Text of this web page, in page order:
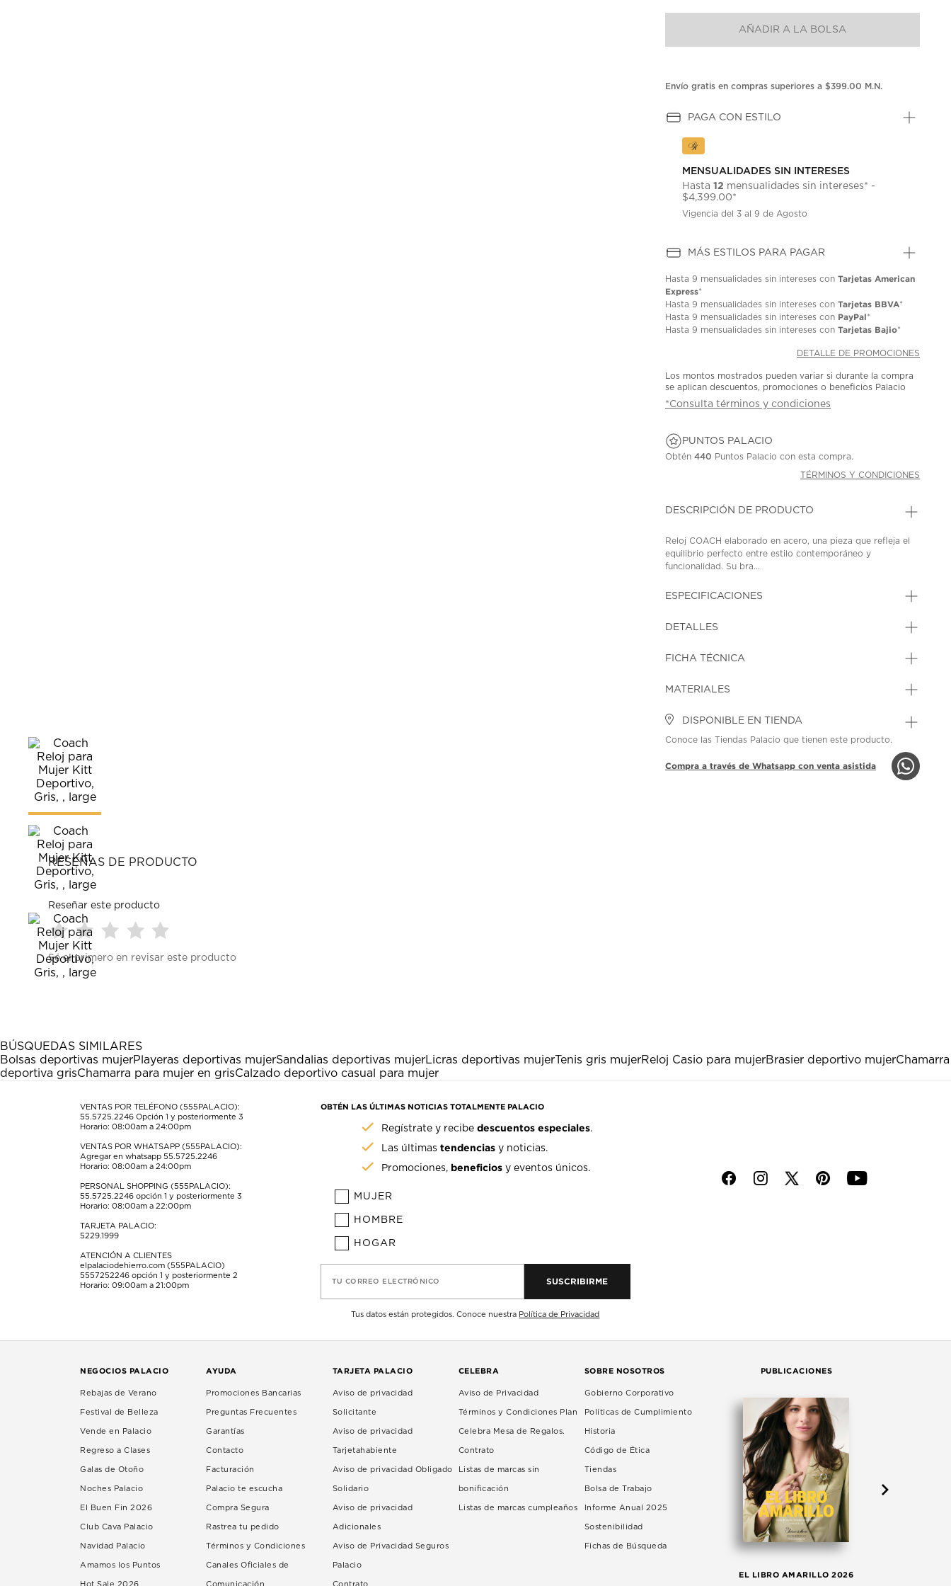
puntuación.
en
la
AÑADIR A LA BOLSA
Envío gratis en compras superiores a $399.00 M.N.
PAGA CON ESTILO
MENSUALIDADES SIN INTERESES
Hasta12 mensualidades sin intereses* -
$4,399.00*
Vigencia del 3 al 9 de Agosto
MÁS ESTILOS PARA PAGAR
Hasta9 mensualidades sin intereses conTarjetas American
Express*
Hasta9 mensualidades sin intereses conTarjetas BBVA*
Hasta9 mensualidades sin intereses con PayPal*
Hasta9 mensualidades sin intereses conTarjetas Bajio*
DETALLE DE PROMOCIONES
Los montos mostrados pueden variar si durante la compra
se aplican descuentos, promociones o beneficios Palacio
*Consulta términos y condiciones
PUNTOS PALACIO
Obtén440 Puntos Palacio con esta compra.
TÉRMINOS Y CONDICIONES
DESCRIPCIÓN DE PRODUCTO
Reloj COACH elaborado en acero, una pieza que refleja el
equilibrio perfecto entre estilo contemporáneo y
funcionalidad. Su bra...
ESPECIFICACIONES
DETALLES
FICHA TÉCNICA
MATERIALES
DISPONIBLE EN TIENDA
Conoce las Tiendas Palacio que tienen este producto.
Compra a través de Whatsapp con venta asistida
RESEÑAS DE PRODUCTO
Reseñar este producto
Seleccionar
para
calificar
estrella
Esta
acción
abrirá
formulario
Seleccionar
para
calificar
estrellas.
Esta
acción
abrirá
formulario
de
para
estrellas.
Esta
acción
abrirá
formulario
de
para
estrellas.
Esta
acción
abrirá
formulario
de
para
acción
abrirá
formulario
de
envío.
Sé el primero en revisar este producto
BÚSQUEDAS SIMILARES
Bolsas deportivas mujerPlayeras deportivas mujerSandalias deportivas mujerLicras deportivas mujerTenis gris mujerReloj Casio para mujerBrasier deportivo mujerChamarra
deportiva grisChamarra para mujer en grisCalzado deportivo casual para mujer
VENTAS POR TELÉFONO (555PALACIO):
55.5725.2246 Opción 1 y posteriormente 3
Horario: 08:00am a 24:00pm
VENTAS POR WHATSAPP (555PALACIO):
Agregar en whatsapp 55.5725.2246
Horario: 08:00am a 24:00pm
PERSONAL SHOPPING (555PALACIO):
55.5725.2246 opción 1 y posteriormente 3
Horario: 08:00am a 22:00pm
TARJETA PALACIO:
5229.1999
ATENCIÓN A CLIENTES
elpalaciodehierro.com (555PALACIO)
5557252246 opción 1 y posteriormente 2
Horario: 09:00am a 21:00pm
OBTÉN LAS ÚLTIMAS NOTICIAS TOTALMENTE PALACIO
Regístrate y recibedescuentos especiales.
Las últimastendencias y noticias.
Promociones, beneficios y eventos únicos.
MUJER
HOMBRE
HOGAR
TU CORREO ELECTRÓNICO SUSCRIBIRME
Tus datos están protegidos. Conoce nuestra Política de Privacidad
f i p y
NEGOCIOS PALACIO
Rebajas de Verano
Festival de Belleza
Vende en Palacio
Regreso a Clases
Galas de Otoño
Noches Palacio
El Buen Fin 2026
Club Cava Palacio
Navidad Palacio
Amamos los Puntos
Hot Sale 2026
AYUDA
Promociones Bancarias
Preguntas Frecuentes
Garantías
Contacto
Facturación
Palacio te escucha
Compra Segura
Rastrea tu pedido
Términos y Condiciones
Canales Oficiales de
Comunicación
TARJETA PALACIO
Aviso de privacidad
Solicitante
Aviso de privacidad
Tarjetahabiente
Aviso de privacidad Obligado
Solidario
Aviso de privacidad
Adicionales
Aviso de Privacidad Seguros
Palacio
Contrato
CELEBRA
Aviso de Privacidad
Términos y Condiciones Plan
Celebra Mesa de Regalos.
Contrato
Listas de marcas sin
bonificación
Listas de marcas cumpleaños
SOBRE NOSOTROS
Gobierno Corporativo
Políticas de Cumplimiento
Historia
Código de Ética
Tiendas
Bolsa de Trabajo
Informe Anual 2025
Sostenibilidad
Fichas de Búsqueda
PUBLICACIONES
EL LIBRO AMARILLO 2026